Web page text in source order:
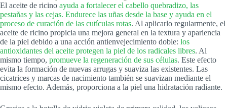
El aceite de ricino ayuda a fortalecer el cabello quebradizo, las
pestañas y las cejas. Endurece las uñas desde la base y ayuda en el
proceso de curación de las cutículas rotas. Al aplicarlo regularmente, el
aceite de ricino propicia una mejora general en la textura y apariencia
de la piel debido a una acción antienvejecimiento doble: los
antioxidantes del aceite protegen la piel de los radicales libres. Al
mismo tiempo, promueve la regeneración de sus células. Este efecto
evita la formación de nuevas arrugas y suaviza las existentes. Las
cicatrices y marcas de nacimiento también se suavizan mediante el
mismo efecto. Además, proporciona a la piel una hidratación radiante.